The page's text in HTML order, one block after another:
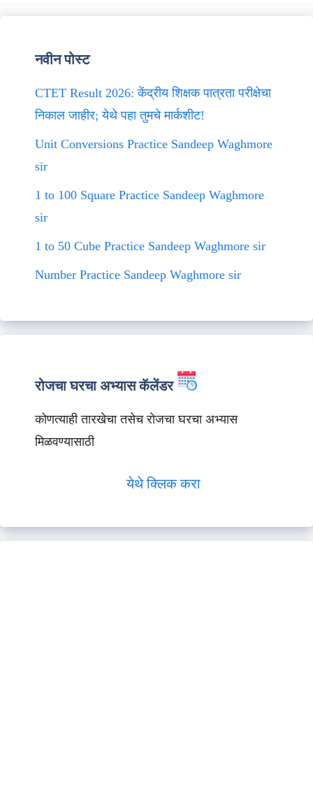
नवीन पोस्ट
CTET Result 2026: केंद्रीय शिक्षक पात्रता परीक्षेचा
निकाल जाहीर; येथे पहा तुमचे मार्कशीट!
Unit Conversions Practice Sandeep Waghmore
sir
1 to 100 Square Practice Sandeep Waghmore
sir
1 to 50 Cube Practice Sandeep Waghmore sir
Number Practice Sandeep Waghmore sir
रोजचा घरचा अभ्यास कॅलेंडर
कोणत्याही तारखेचा तसेच रोजचा घरचा अभ्यास
मिळवण्यासाठी
येथे क्लिक करा